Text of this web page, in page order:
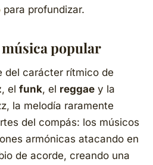
para profundizar.
música popular
del carácter rítmico de
, el funk, el reggae y la
la melodía raramente
del compás: los músicos
armónicas atacando en
de acorde, creando una